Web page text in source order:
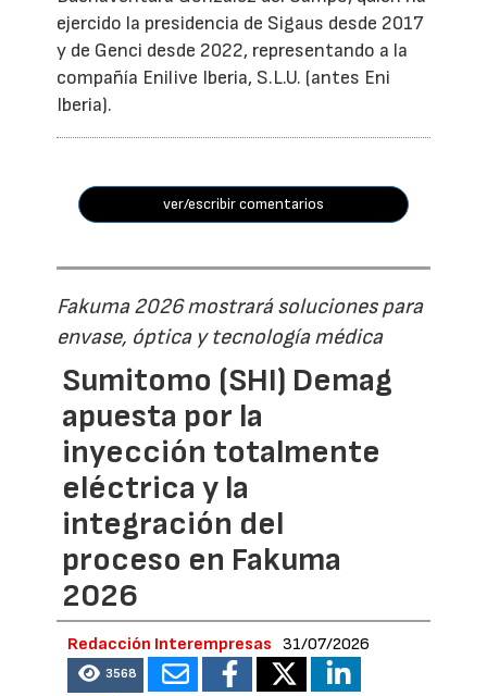
ejercido la presidencia de Sigaus desde 2017
y de Genci desde 2022, representando a la
compañía Enilive Iberia, S.L.U. (antes Eni
Iberia).
ver/escribir comentarios
Fakuma 2026 mostrará soluciones para
envase, óptica y tecnología médica
Sumitomo (SHI) Demag
apuesta por la
inyección totalmente
eléctrica y la
integración del
proceso en Fakuma
2026
Redacción Interempresas 31/07/2026
3568